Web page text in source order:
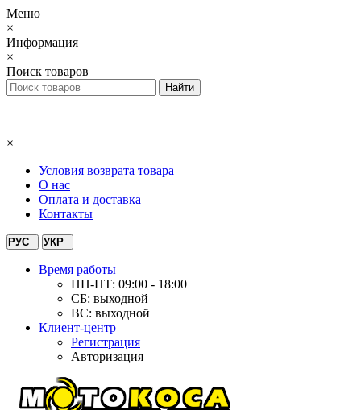
Меню
×
Информация
×
Поиск товаров
×
Условия возврата товара
О нас
Оплата и доставка
Контакты
РУС УКР
Время работы
ПН-ПТ: 09:00 - 18:00
СБ: выходной
ВС: выходной
Клиент-центр
Регистрация
Авторизация